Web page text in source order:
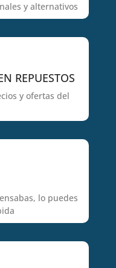
y alternativos
REPUESTOS
y ofertas del
lo puedes